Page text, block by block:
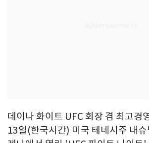
데이나 화이트 UFC 회장 겸 최고경
13일(한국시간) 미국 테네시주 내